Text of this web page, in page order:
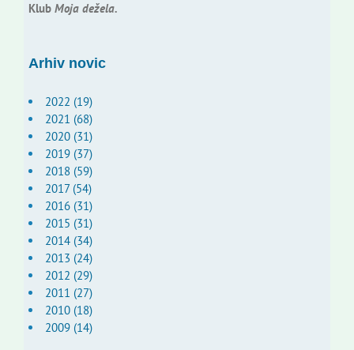
Klub Moja dežela.
Arhiv novic
2022 (19)
2021 (68)
2020 (31)
2019 (37)
2018 (59)
2017 (54)
2016 (31)
2015 (31)
2014 (34)
2013 (24)
2012 (29)
2011 (27)
2010 (18)
2009 (14)